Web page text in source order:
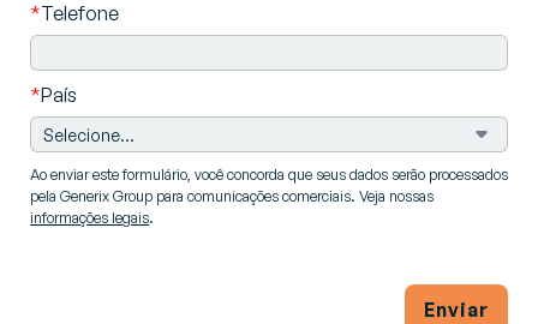
*Telefone
*País
Ao enviar este formulário, você concorda que seus dados serão processados
pela Generix Group para comunicações comerciais. Veja nossas
informações legais.
Enviar